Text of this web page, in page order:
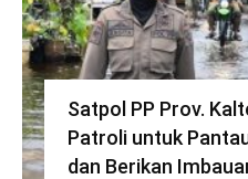
Satpol PP Prov.
Patroli untuk
dan Berikan